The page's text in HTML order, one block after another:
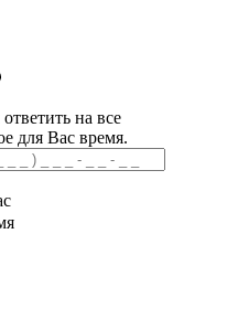
на все
для Вас время.